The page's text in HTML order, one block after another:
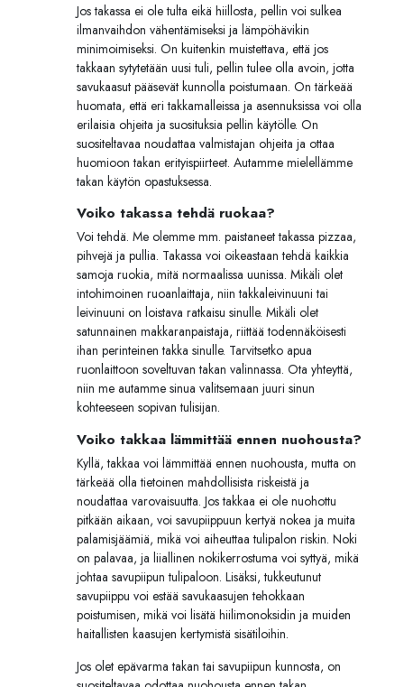
Jos takassa ei ole tulta eikä hiillosta, pellin voi sulkea
ilmanvaihdon vähentämiseksi ja lämpöhävikin
minimoimiseksi. On kuitenkin muistettava, että jos
takkaan sytytetään uusi tuli, pellin tulee olla avoin, jotta
savukaasut pääsevät kunnolla poistumaan. On tärkeää
huomata, että eri takkamalleissa ja asennuksissa voi olla
erilaisia ohjeita ja suosituksia pellin käytölle. On
suositeltavaa noudattaa valmistajan ohjeita ja ottaa
huomioon takan erityispiirteet. Autamme mielellämme
takan käytön opastuksessa.
Voiko takassa tehdä ruokaa?
Voi tehdä. Me olemme mm. paistaneet takassa pizzaa,
pihvejä ja pullia. Takassa voi oikeastaan tehdä kaikkia
samoja ruokia, mitä normaalissa uunissa. Mikäli olet
intohimoinen ruoanlaittaja, niin takkaleivinuuni tai
leivinuuni on loistava ratkaisu sinulle. Mikäli olet
satunnainen makkaranpaistaja, riittää todennäköisesti
ihan perinteinen takka sinulle. Tarvitsetko apua
ruonlaittoon soveltuvan takan valinnassa. Ota yhteyttä,
niin me autamme sinua valitsemaan juuri sinun
kohteeseen sopivan tulisijan.
Voiko takkaa lämmittää ennen nuohousta?
Kyllä, takkaa voi lämmittää ennen nuohousta, mutta on
tärkeää olla tietoinen mahdollisista riskeistä ja
noudattaa varovaisuutta. Jos takkaa ei ole nuohottu
pitkään aikaan, voi savupiippuun kertyä nokea ja muita
palamisjäämiä, mikä voi aiheuttaa tulipalon riskin. Noki
on palavaa, ja liiallinen nokikerrostuma voi syttyä, mikä
johtaa savupiipun tulipaloon. Lisäksi, tukkeutunut
savupiippu voi estää savukaasujen tehokkaan
poistumisen, mikä voi lisätä hiilimonoksidin ja muiden
haitallisten kaasujen kertymistä sisätiloihin.
Jos olet epävarma takan tai savupiipun kunnosta, on